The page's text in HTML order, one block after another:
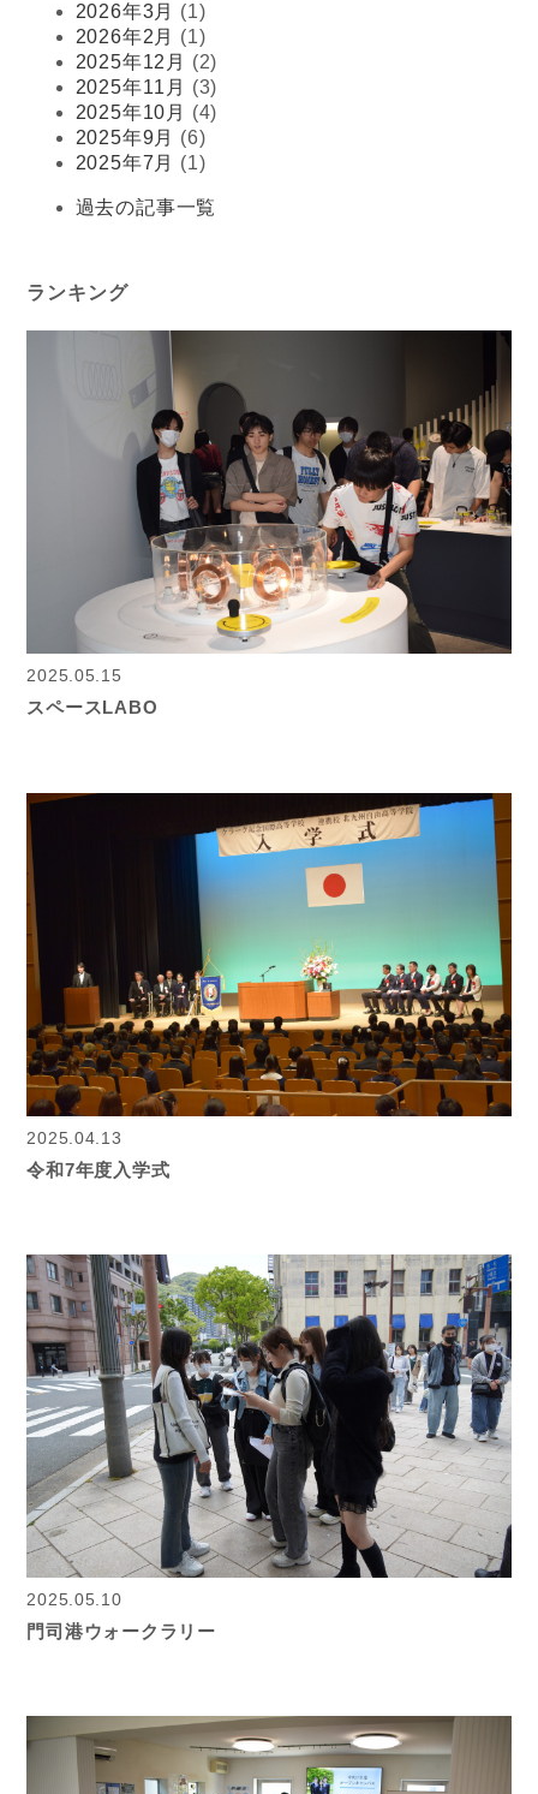
2026年3月
(1)
2026年2月
(1)
2025年12月
(2)
2025年11月
(3)
2025年10月
(4)
2025年9月
(6)
2025年7月
(1)
過去の記事一覧
ランキング
2025.05.15
スペースLABO
2025.04.13
令和7年度入学式
2025.05.10
門司港ウォークラリー